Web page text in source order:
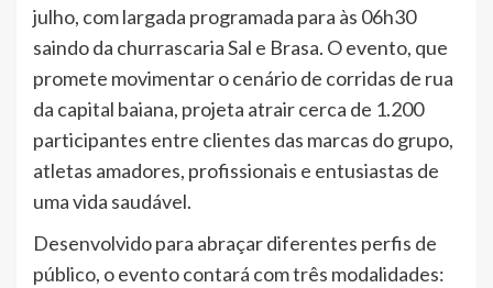
julho, com largada programada para às 06h30
saindo da churrascaria Sal e Brasa. O evento, que
promete movimentar o cenário de corridas de rua
da capital baiana, projeta atrair cerca de 1.200
participantes entre clientes das marcas do grupo,
atletas amadores, profissionais e entusiastas de
uma vida saudável.
Desenvolvido para abraçar diferentes perfis de
público, o evento contará com três modalidades: